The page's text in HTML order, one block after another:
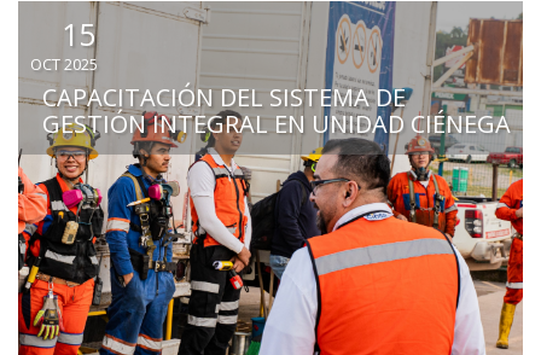
15
OCT 2025
CAPACITACIÓN DEL SISTEMA DE
GESTIÓN INTEGRAL EN UNIDAD CIÉNEGA